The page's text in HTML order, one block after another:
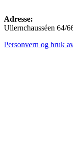
Adresse:
Ullernchausséen 64/
Personvern og bruk